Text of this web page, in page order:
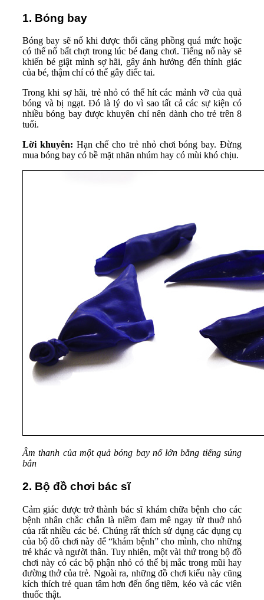
1. Bóng bay
Bóng bay sẽ nổ khi được thổi căng phồng quá mức hoặc
có thể nổ bất chợt trong lúc bé đang chơi. Tiếng nổ này sẽ
khiến bé giật mình sợ hãi, gây ảnh hưởng đến thính giác
của bé, thậm chí có thể gây điếc tai.
Trong khi sợ hãi, trẻ nhỏ có thể hít các mảnh vỡ của quả
bóng và bị ngạt. Đó là lý do vì sao tất cả các sự kiện có
nhiều bóng bay được khuyên chỉ nên dành cho trẻ trên 8
tuổi.
Lời khuyên: Hạn chế cho trẻ nhỏ chơi bóng bay. Đừng
mua bóng bay có bề mặt nhăn nhúm hay có mùi khó chịu.
Âm thanh của một quả bóng bay nổ lớn bằng tiếng súng
bắn
2. Bộ đồ chơi bác sĩ
Cảm giác được trở thành bác sĩ khám chữa bệnh cho các
bệnh nhân chắc chắn là niềm đam mê ngay từ thuở nhỏ
của rất nhiều các bé. Chúng rất thích sử dụng các dụng cụ
của bộ đồ chơi này để “khám bệnh” cho mình, cho những
trẻ khác và người thân. Tuy nhiên, một vài thứ trong bộ đồ
chơi này có các bộ phận nhỏ có thể bị mắc trong mũi hay
đường thở của trẻ. Ngoài ra, những đồ chơi kiểu này cũng
kích thích trẻ quan tâm hơn đến ống tiêm, kéo và các viên
thuốc thật.